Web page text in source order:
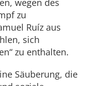
wegen des
zu
Ruíz aus
sich
zu enthalten.
Säuberung, die